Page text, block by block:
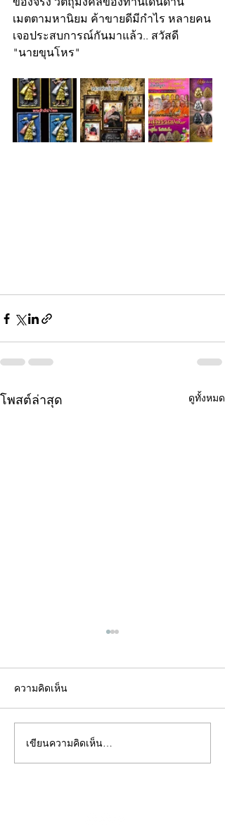
เมตตามหานิยม ค้าขายดีมีกำไร หลายคน
เจอประสบการณ์กันมาแล้ว.. สวัสดี
"นายขุนโหร"
โพสต์ล่าสุด ดูทั้งหมด
คอลัมน์"จับชีพจรวงการ
พระ"ประจำพุธที่ 29
ความคิดเห็น
เขียนความคิดเห็น…